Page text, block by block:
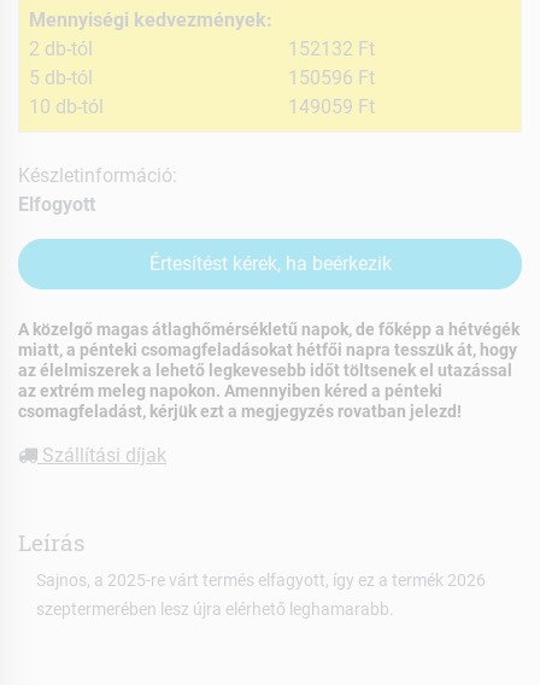
Mennyiségi kedvezmények:
2 db-tól
152132 Ft
5 db-tól
150596 Ft
10 db-tól
149059 Ft
Készletinformáció:
Elfogyott
Értesítést kérek, ha beérkezik
A közelgő magas átlaghőmérsékletű napok, de főképp a hétvégék
miatt, a pénteki csomagfeladásokat hétfői napra tesszük át, hogy
az élelmiszerek a lehető legkevesebb időt töltsenek el utazással
az extrém meleg napokon. Amennyiben kéred a pénteki
csomagfeladást, kérjük ezt a megjegyzés rovatban jelezd!
Szállítási díjak
Leírás
Sajnos, a 2025-re várt termés elfagyott, így ez a termék 2026
szeptermerében lesz újra elérhető leghamarabb.